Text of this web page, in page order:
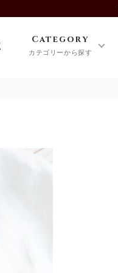
Category
カテゴリーから探す